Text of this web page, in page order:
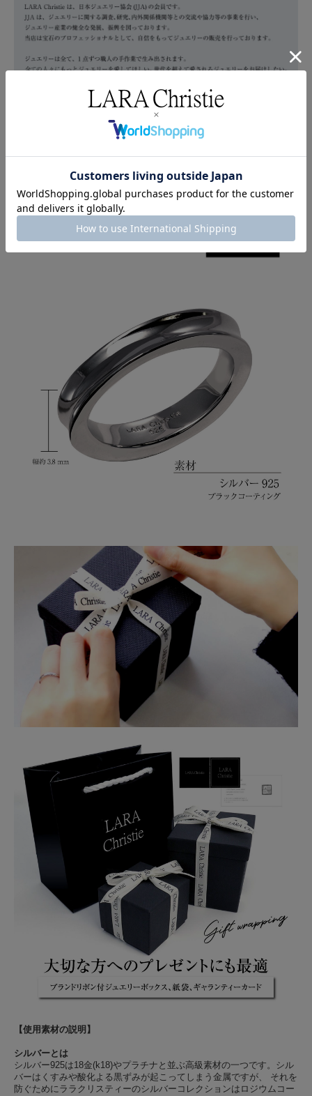
【使用素材の説明】
シルバーとは
シルバー925は18金(k18)やプラチナと並ぶ高級素材の一つです。シル
バーはくすみや酸化よる黒ずみが起こってしまう金属ですが、 それを
防ぐためにララクリスティーのシルバーコレクションはロジウムコー